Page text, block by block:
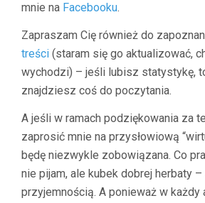
mnie na Facebooku.
Zapraszam Cię również do
treści (staram się go aktualizować,
wychodzi) – jeśli lubisz statystykę,
znajdziesz coś do poczytania.
A jeśli w ramach podziękowania za
zaprosić mnie na przysłowiową
będę niezwykle zobowiązana. Co
nie pijam, ale kubek dobrej herbaty
przyjemnością. A ponieważ w każdy